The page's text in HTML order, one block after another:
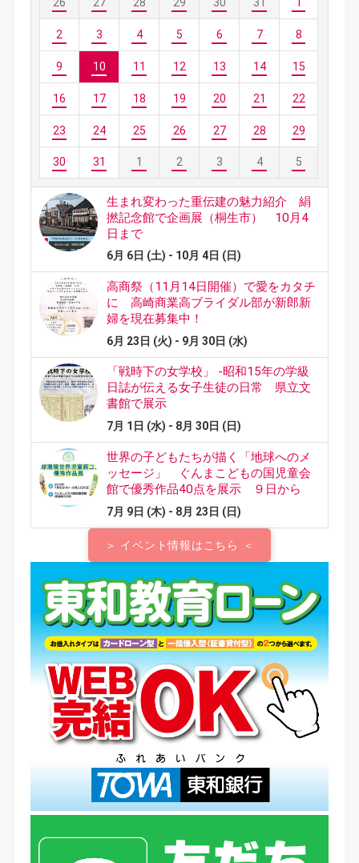
＞ イベント情報はこちら ＜